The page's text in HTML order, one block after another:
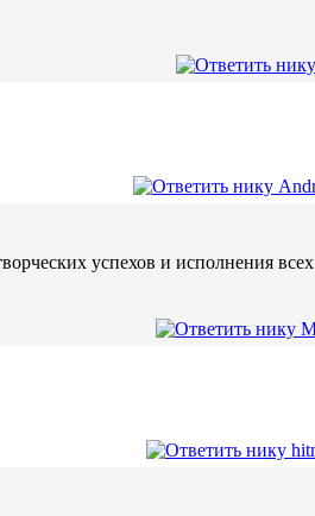
успехов и исполнения всех